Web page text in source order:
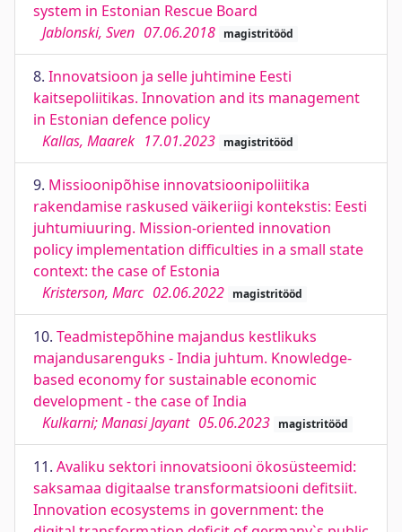
system in Estonian Rescue Board
Jablonski, Sven 07.06.2018 magistritööd
8. Innovatsioon ja selle juhtimine Eesti
kaitsepoliitikas. Innovation and its management
in Estonian defence policy
Kallas, Maarek 17.01.2023 magistritööd
9. Missioonipõhise innovatsioonipoliitika
rakendamise raskused väikeriigi kontekstis: Eesti
juhtumiuuring. Mission-oriented innovation
policy implementation difficulties in a small state
context: the case of Estonia
Kristerson, Marc 02.06.2022 magistritööd
10. Teadmistepõhine majandus kestlikuks
majandusarenguks - India juhtum. Knowledge-
based economy for sustainable economic
development - the case of India
Kulkarni; Manasi Jayant 05.06.2023 magistritööd
11. Avaliku sektori innovatsiooni ökosüsteemid:
saksamaa digitaalse transformatsiooni defitsiit.
Innovation ecosystems in government: the